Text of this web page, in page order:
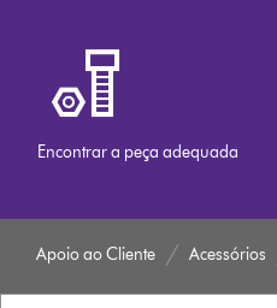
Encontrar a peça adequada
Apoio ao Cliente Acessórios